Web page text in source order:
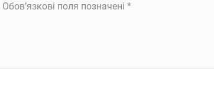
Обов’язкові поля позначені *